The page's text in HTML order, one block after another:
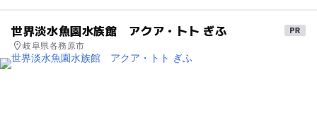
世界淡水魚園水族館 アクア・トト ぎふ
岐阜県各務原市